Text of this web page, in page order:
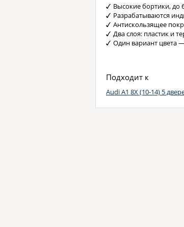
Высокие бортики, до
Разрабатываются
Антискользящее
Два слоя: пластик и
Один вариант цвета
Подходит к
Audi A1 8X (10-14) 5